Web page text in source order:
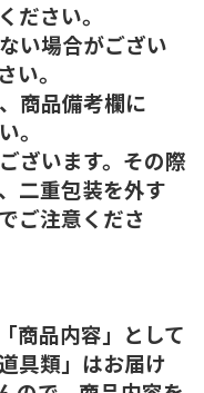
ださい。
い場合がござい
い。
商品備考欄に
。
ざいます。その際
二重包装を外す
ご注意くださ
商品内容」として
具類」はお届け